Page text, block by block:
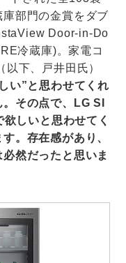
部門の金賞をダブ
Door-in-Do
冷蔵庫)。家電コ
下、戸井田氏）
しい”と思わせてくれ
その点で、LG SI
しいと思わせてく
。存在感があり、
然だったと思いま